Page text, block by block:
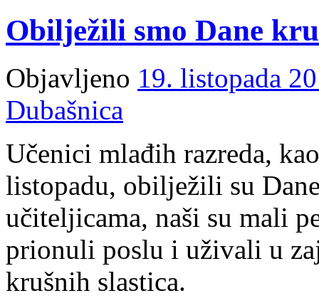
Obilježili smo Dane
Objavljeno 19. listopada
Dubašnica
Učenici mlađih razreda,
listopadu, obilježili su
učiteljicama, naši su mali
prionuli poslu i uživali u
krušnih slastica.